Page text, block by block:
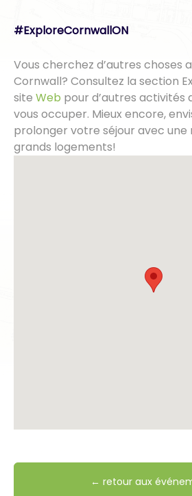
#ExploreCornwallON
Vous cherchez d’autres choses
Cornwall? Consultez la section
site Web pour d’autres activités
vous occuper. Mieux encore,
prolonger votre séjour avec une
grands logements!
← retour aux